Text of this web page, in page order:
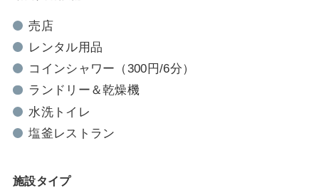
売店
レンタル用品
コインシャワー（300円/6分）
ランドリー＆乾燥機
水洗トイレ
塩釜レストラン
施設タイプ